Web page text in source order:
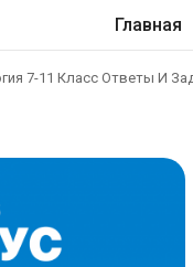
Главная
7-11 Класс Ответы И